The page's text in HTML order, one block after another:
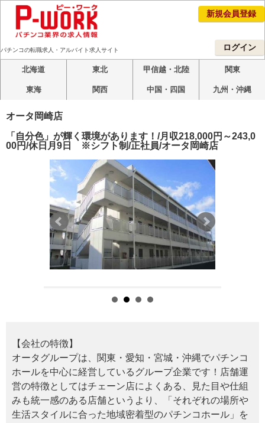
新規会員登録
ログイン
パチンコの転職求人・アルバイト求人サイト
北海道 東北 甲信越・北陸 関東
東海 関西 中国・四国 九州・沖縄
オータ岡崎店
「自分色」が輝く環境があります！/月収218,000円～243,0
00円/休日月9日 ※シフト制/正社員/オータ岡崎店
【会社の特徴】
オータグループは、関東・愛知・宮城・沖縄でパチンコ
ホールを中心に経営しているグループ企業です！店舗運
営の特徴としてはチェーン店によくある、見た目や仕組
みも統一感のある店舗というより、「それぞれの場所や
生活スタイルに合った地域密着型のパチンコホール」を